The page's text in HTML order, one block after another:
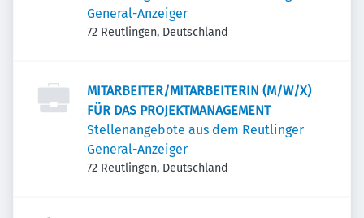
General-Anzeiger
72 Reutlingen, Deutschland
MITARBEITER/MITARBEITERIN (M/W/X)
FÜR DAS PROJEKTMANAGEMENT
Stellenangebote aus dem Reutlinger
General-Anzeiger
72 Reutlingen, Deutschland